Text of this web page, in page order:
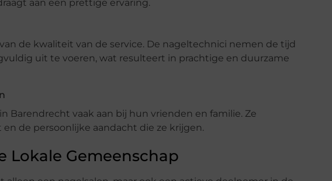
aan een prettige ervaring.
de kwaliteit van de service. De nageltechnici nemen de tijd
uit te voeren, wat resulteert in prachtige en duurzame
Barendrecht vaak aan bij hun vrienden en familie. Ze
de persoonlijke aandacht die ze krijgen.
Lokale Gemeenschap